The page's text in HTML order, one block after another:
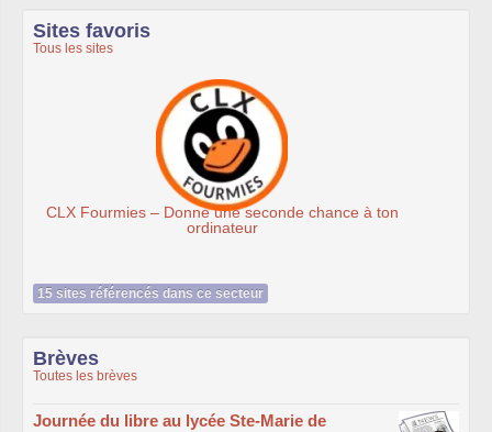
Sites favoris
Tous les sites
Ateliers du Libre à Roubaix
15 sites référencés dans ce secteur
Brèves
Toutes les brèves
Journée du libre au lycée Ste-Marie de